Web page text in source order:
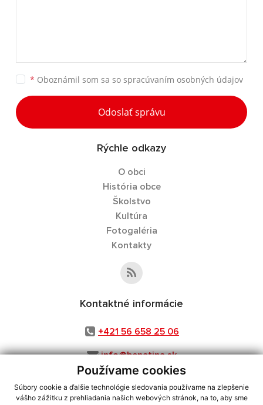
Používame cookies
Súbory cookie a ďalšie technológie sledovania používame na zlepšenie
vášho zážitku z prehliadania našich webových stránok, na to, aby sme
* Oboznámil som sa so spracúvaním osobných údajov
Odoslať správu
Rýchle odkazy
O obci
História obce
Školstvo
Kultúra
Fotogaléria
Kontakty
Kontaktné informácie
+421 56 658 25 06
info@benatina.sk